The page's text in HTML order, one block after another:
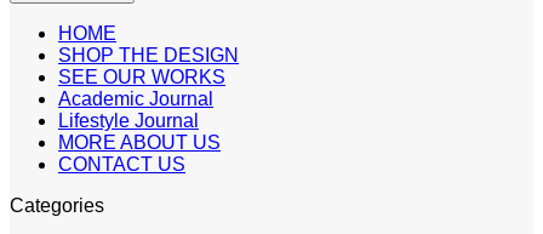
HOME
SHOP THE DESIGN
SEE OUR WORKS
Academic Journal
Lifestyle Journal
MORE ABOUT US
CONTACT US
Categories